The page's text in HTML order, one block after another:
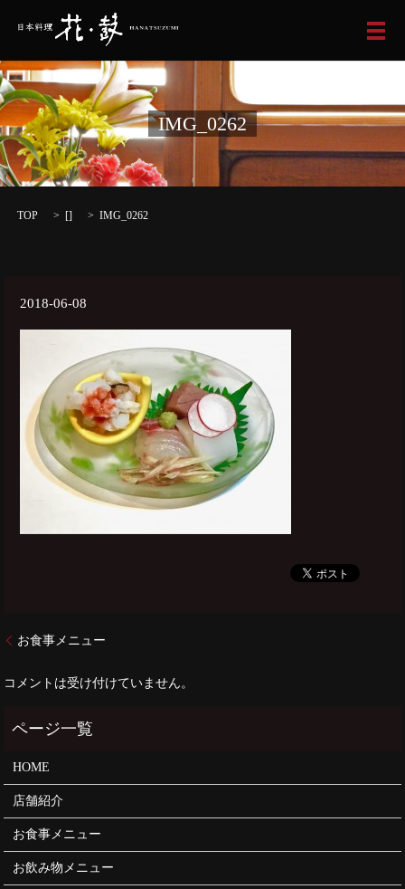
メ
IMG_0262
TOP [] IMG_0262
2018-06-08
お食事メニュー
コメントは受け付けていません。
HOME
店舗紹介
お食事メニュー
お飲み物メニュー